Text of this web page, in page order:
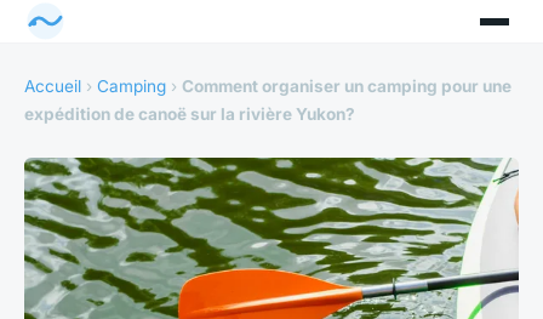
Accueil › Camping › Comment organiser un camping pour une
expédition de canoë sur la rivière Yukon?